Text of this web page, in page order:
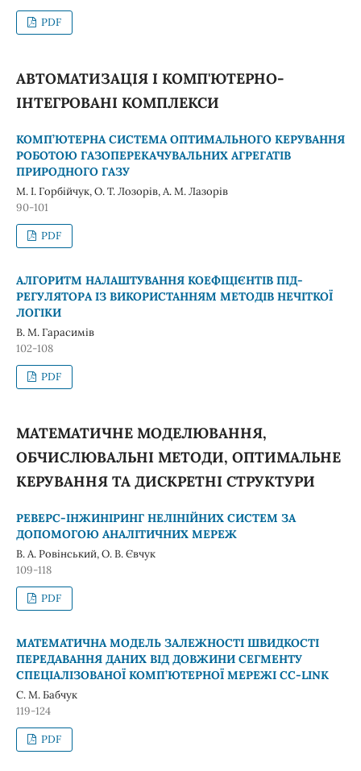
PDF
АВТОМАТИЗАЦІЯ І КОМП'ЮТЕРНО-
ІНТЕГРОВАНІ КОМПЛЕКСИ
КОМП’ЮТЕРНА СИСТЕМА ОПТИМАЛЬНОГО КЕРУВАННЯ
РОБОТОЮ ГАЗОПЕРЕКАЧУВАЛЬНИХ АГРЕГАТІВ
ПРИРОДНОГО ГАЗУ
М. І. Горбійчук, О. Т. Лозорів, А. М. Лазорів
90-101
PDF
АЛГОРИТМ НАЛАШТУВАННЯ КОЕФІЦІЄНТІВ ПІД-
РЕГУЛЯТОРА ІЗ ВИКОРИСТАННЯМ МЕТОДІВ НЕЧІТКОЇ
ЛОГІКИ
В. М. Гарасимів
102-108
PDF
МАТЕМАТИЧНЕ МОДЕЛЮВАННЯ,
ОБЧИСЛЮВАЛЬНІ МЕТОДИ, ОПТИМАЛЬНЕ
КЕРУВАННЯ ТА ДИСКРЕТНІ СТРУКТУРИ
РЕВЕРС-ІНЖИНІРИНГ НЕЛІНІЙНИХ СИСТЕМ ЗА
ДОПОМОГОЮ АНАЛІТИЧНИХ МЕРЕЖ
В. А. Ровінський, О. В. Євчук
109-118
PDF
МАТЕМАТИЧНА МОДЕЛЬ ЗАЛЕЖНОСТІ ШВИДКОСТІ
ПЕРЕДАВАННЯ ДАНИХ ВІД ДОВЖИНИ СЕГМЕНТУ
СПЕЦІАЛІЗОВАНОЇ КОМП’ЮТЕРНОЇ МЕРЕЖІ СС-LINK
С. М. Бабчук
119-124
PDF